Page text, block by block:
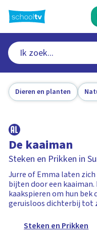
naar
hoofdinhoud
Dieren en planten
De kaaiman
Steken en Prikken in
Jurre of Emma laten
bijten door een
kaakspieren om hun bek
geruisloos dichterbij tot
Steken en Prikken